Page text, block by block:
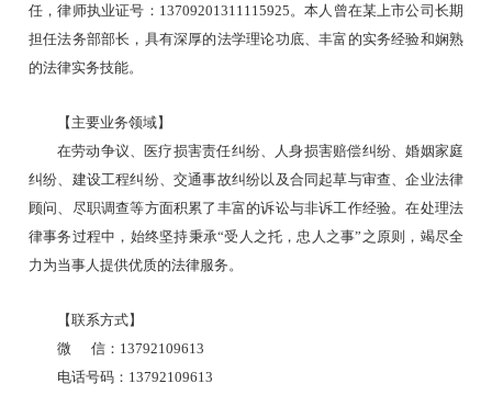
任，律师执业证号： 13709201 311115925 。本人曾在某上市公司长期
担任法务部部长，具有深厚的法学理论功底、丰富的实务经验和娴熟
的法律实务技能。
【主要业务领域】
在劳动争议、医疗损害责任纠纷、人身损害赔偿纠纷、婚姻家庭
纠纷、建设工程纠纷、交通事故纠纷以及合同起草与审查、企业法律
顾问、尽职调查等方面积累了丰富的诉讼与非诉工作经验。在处理法
律事务过程中，始终坚持秉承“受人之托，忠人之事”之原则，竭尽全
力为当事人提供优质的法律服务 。
【联系方式】
微 信： 13792109613
电话号码： 13792109613